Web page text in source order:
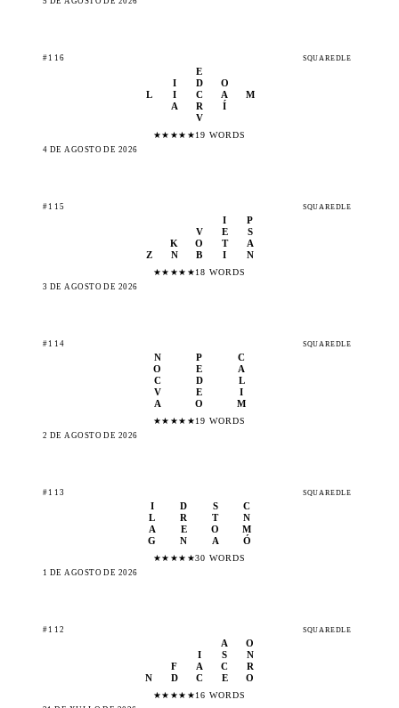
#116 SQUAREDLE
E
I
D
O
L
I C A
M
A
R
Í
V
★★ ★★ ★19 WORDS
4 DE AGOSTO DE 2026
#115 SQUAREDLE
I
P
V
E
S
K
O T
A
Z
N B I N
★★ ★★ ★18 WORDS
3 DE AGOSTO DE 2026
#114 SQUAREDLE
N P
C
O
E
A
C
D
L
V
E
I
A
O M
★★ ★★ ★19 WORDS
2 DE AGOSTO DE 2026
#113 SQUAREDLE
I D S
C
L
R T
N
A
E O
M
G
N A Ó
★★ ★★ ★30 WORDS
1 DE AGOSTO DE 2026
#112 SQUAREDLE
A
O
I
S
N
F
A C
R
N
D C E O
★★ ★★ ★16 WORDS